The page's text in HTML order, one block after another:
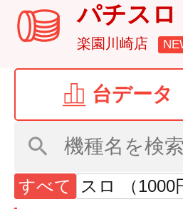
パチスロ
楽園川崎店
台データ
すべて スロ （1000